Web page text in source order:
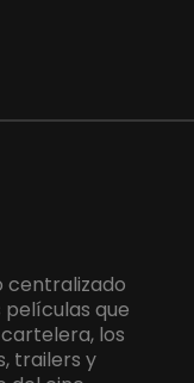
centralizado
que
los
trailers y